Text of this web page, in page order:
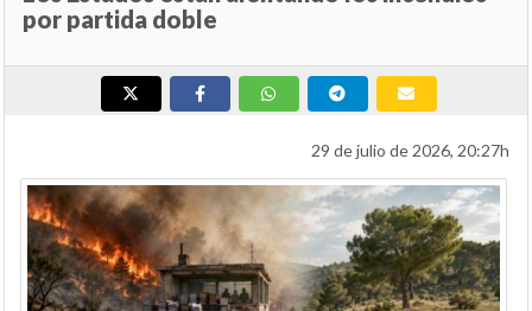
por partida doble
29 de julio de 2026, 20:27h